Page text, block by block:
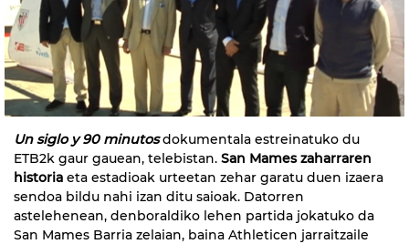
Un siglo y 90 minutosdokumentala estreinatuko du
ETB2k gaur gauean, telebistan. San Mames zaharraren
historia eta estadioak urteetan zehar garatu duen izaera
sendoa bildu nahi izan ditu saioak. Datorren
astelehenean, denboraldiko lehen partida jokatuko da
San Mames Barria zelaian, baina Athleticen jarraitzaile